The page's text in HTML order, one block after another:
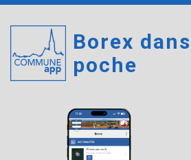
Borex
poche